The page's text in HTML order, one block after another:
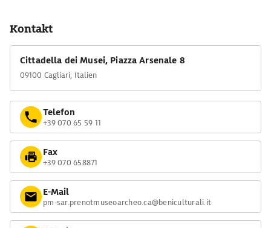
Kontakt
Cittadella dei Musei, Piazza Arsenale 8
09100 Cagliari, Italien
Telefon
+39 070 65 59 11
Fax
+39 070 658871
E-Mail
pm-sar.prenotmuseoarcheo.ca@beniculturali.it